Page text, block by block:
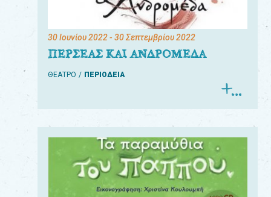
30 Ιουνίου 2022- 30 Σεπτεμβρίου 2022
ΠΕΡΣΕΑΣ ΚΑΙ ΑΝΔΡΟΜΕΔΑ
ΘΕΑΤΡΟ ΠΕΡΙΟΔΕΙΑ